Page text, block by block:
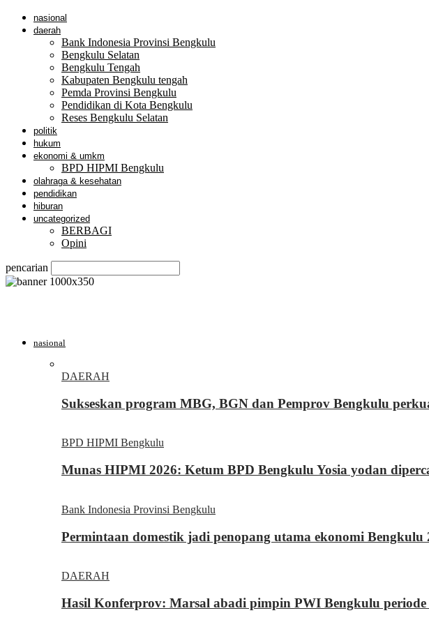
nasional
daerah
Bank Indonesia Provinsi Bengkulu
Bengkulu Selatan
Bengkulu Tengah
Kabupaten Bengkulu tengah
Pemda Provinsi Bengkulu
Pendidikan di Kota Bengkulu
Reses Bengkulu Selatan
politik
hukum
ekonomi & umkm
BPD HIPMI Bengkulu
olahraga & kesehatan
pendidikan
hiburan
uncategorized
BERBAGI
Opini
pencarian
nasional
DAERAH
Sukseskan program MBG, BGN dan Pemprov Bengkulu
BPD HIPMI Bengkulu
Munas HIPMI 2026: Ketum BPD Bengkulu Yosia yodan
Bank Indonesia Provinsi Bengkulu
Permintaan domestik jadi penopang utama ekonomi
DAERAH
Hasil Konferprov: Marsal abadi pimpin PWI Bengkulu periode